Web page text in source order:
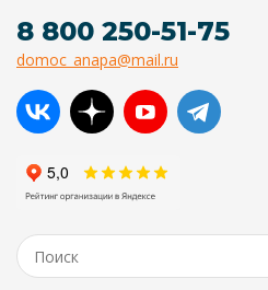
8 800 250-51-75
domoc_anapa@mail.ru